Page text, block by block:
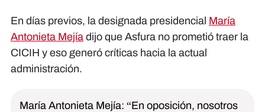
En días previos, la designada presidencial María
Antonieta Mejía dijo que Asfura no prometió traer la
CICIH y eso generó críticas hacia la actual
administración.
María Antonieta Mejía: “En oposición, nosotros